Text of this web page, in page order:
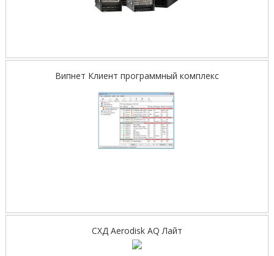
Випнет Клиент программный комплекс
СХД Aerodisk AQ Лайт